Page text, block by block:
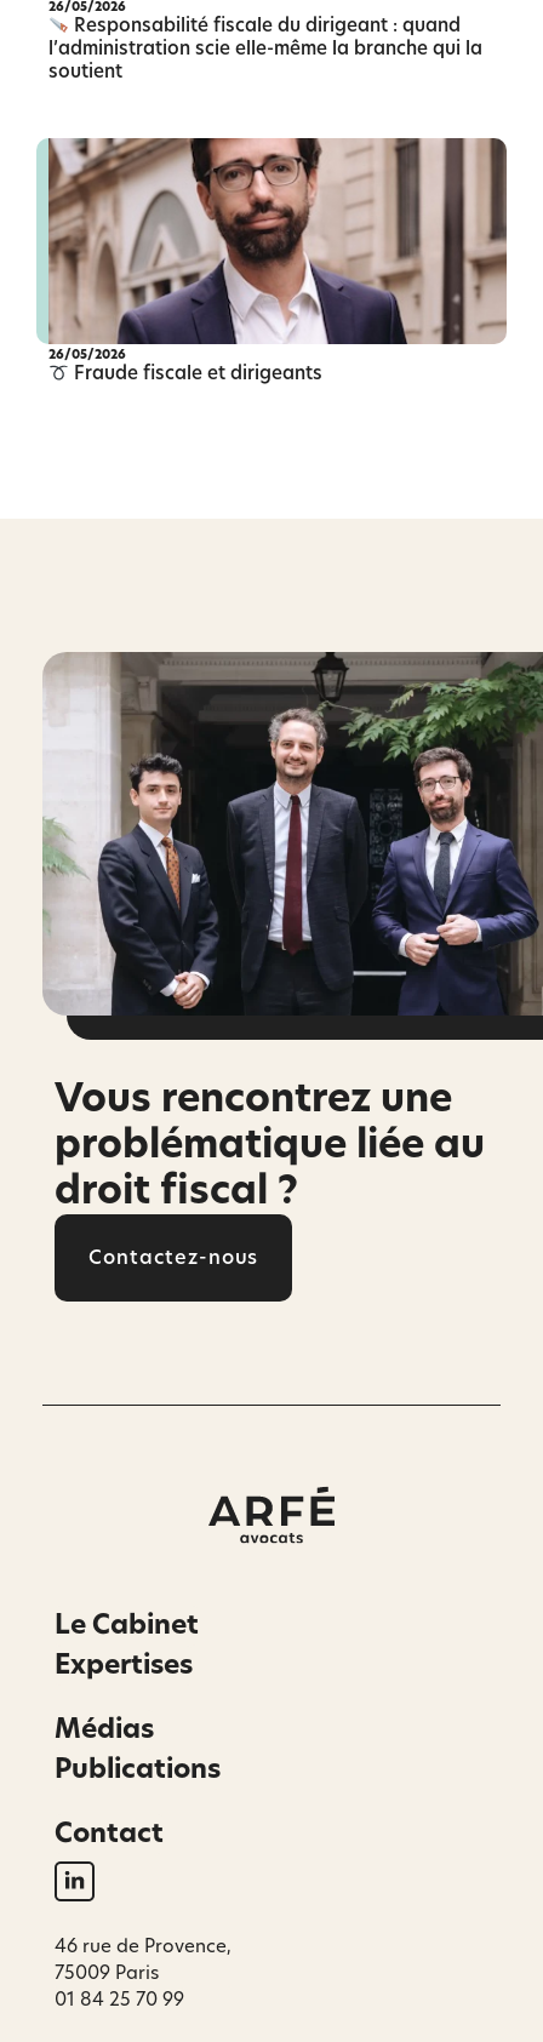
26/05/2026
Responsabilité fiscale du dirigeant : quand
l’administration scie elle-même la branche qui la
soutient
26/05/2026
Fraude fiscale et dirigeants
Vous rencontrez une
problématique liée au
droit fiscal ?
Contactez-nous
Le Cabinet
Expertises
Médias
Publications
Contact
46 rue de Provence,
75009 Paris
01 84 25 70 99